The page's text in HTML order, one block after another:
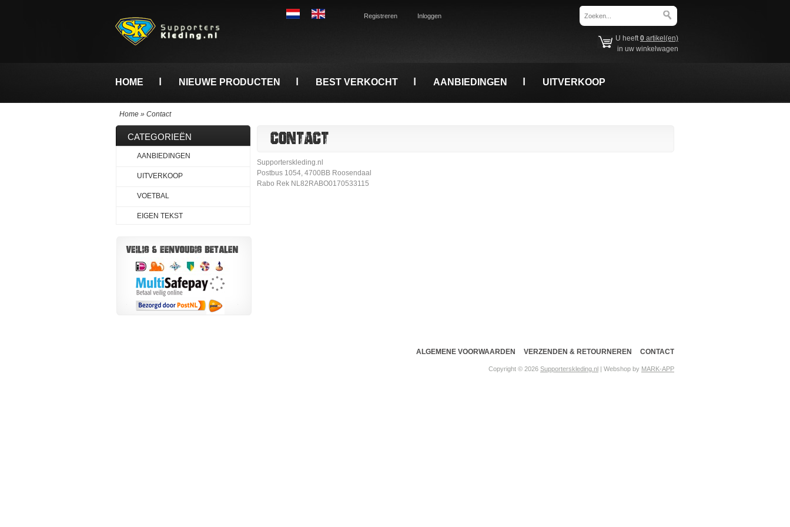
Registreren Inloggen
U heeft0 artikel(en)
in uw winkelwagen
HOME NIEUWE PRODUCTEN BEST VERKOCHT AANBIEDINGEN UITVERKOOP
Home » Contact
CONTACT
Supporterskleding.nl
Postbus 1054, 4700BB Roosendaal
Rabo Rek NL82RABO0170533115
CATEGORIEËN
AANBIEDINGEN
UITVERKOOP
VOETBAL
EIGEN TEKST
ALGEMENE VOORWAARDEN VERZENDEN & RETOURNEREN CONTACT
Copyright © 2026 Supporterskleding.nl | Webshop by MARK-APP